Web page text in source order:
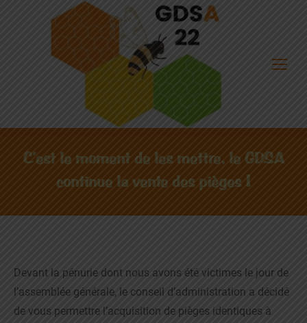
C’est le moment de les mettre, le GDSA
continue la vente des pièges !
Devant la pénurie dont nous avons été victimes le jour de
l’assemblée générale, le conseil d’administration a décidé
de vous permettre l’acquisition de pièges identiques à